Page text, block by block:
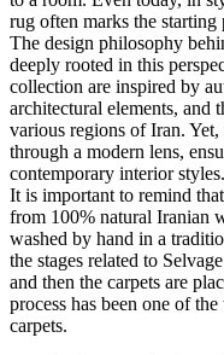
rug often marks the starting
The design philosophy
deeply rooted in this
collection are inspired by
architectural elements, and
various regions of Iran. Yet,
through a modern lens,
contemporary interior styles.
It is important to remind
from 100% natural Iranian
washed by hand in a
the stages related to
and then the carpets are
process has been one of
carpets.